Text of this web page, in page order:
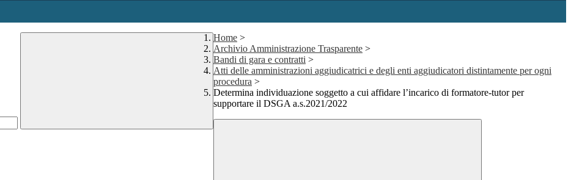
Home >
Archivio Amministrazione Trasparente >
Bandi di gara e contratti >
Atti delle amministrazioni aggiudicatrici e degli enti aggiudicatori distintamente per ogni
procedura >
Determina individuazione soggetto a cui affidare l’incarico di formatore-tutor per
supportare il DSGA a.s.2021/2022